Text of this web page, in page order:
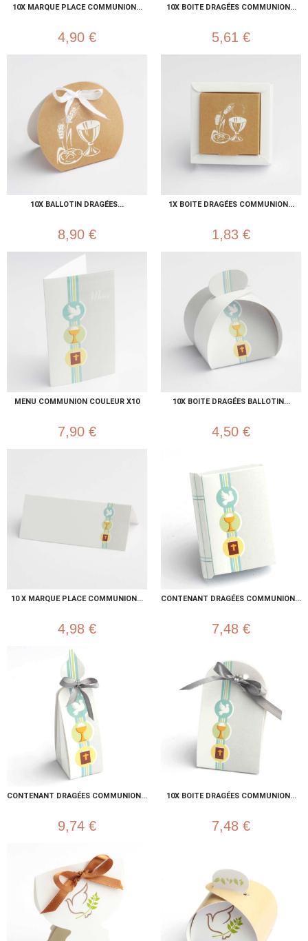
10X MARQUE PLACE COMMUNION...
4,90 €
10X BOITE DRAGÉES COMMUNION...
5,61 €
10X BALLOTIN DRAGÉES...
8,90 €
1X BOITE DRAGÉES COMMUNION...
1,83 €
MENU COMMUNION COULEUR X10
7,90 €
10X BOITE DRAGÉES BALLOTIN...
4,50 €
10 X MARQUE PLACE COMMUNION...
4,98 €
CONTENANT DRAGÉES COMMUNION...
7,48 €
CONTENANT DRAGÉES COMMUNION...
9,74 €
10X BOITE DRAGÉES COMMUNION...
7,48 €